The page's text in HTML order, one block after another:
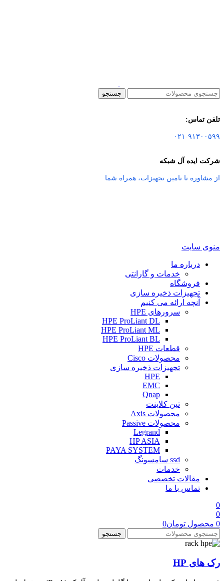
جستجو
تلفن تماس:
۰۲۱-۹۱۳۰۰۵۹۹
شرکت ایده آل شبکه
از مشاوره تا تامین تجهیزات، همراه شما
منوی سایت
درباره ما
خدمات و گارانتی
فروشگاه
تجهیزات ذخیره سازی
آنچه ارائه می کنیم
سرورهای HPE
HPE ProLiant DL
HPE ProLiant ML
HPE ProLiant BL
قطعات HPE
محصولات Cisco
تجهیزات ذخیره سازی
HPE
EMC
Qnap
تین کلاینت
محصولات Axis
محصولات Passive
Legrand
HP ASIA
PAYA SYSTEM
ssd سامسونگ
خدمات
مقالات تخصصی
تماس با ما
0
0
0 محصول تومان0
جستجو
رک های HP